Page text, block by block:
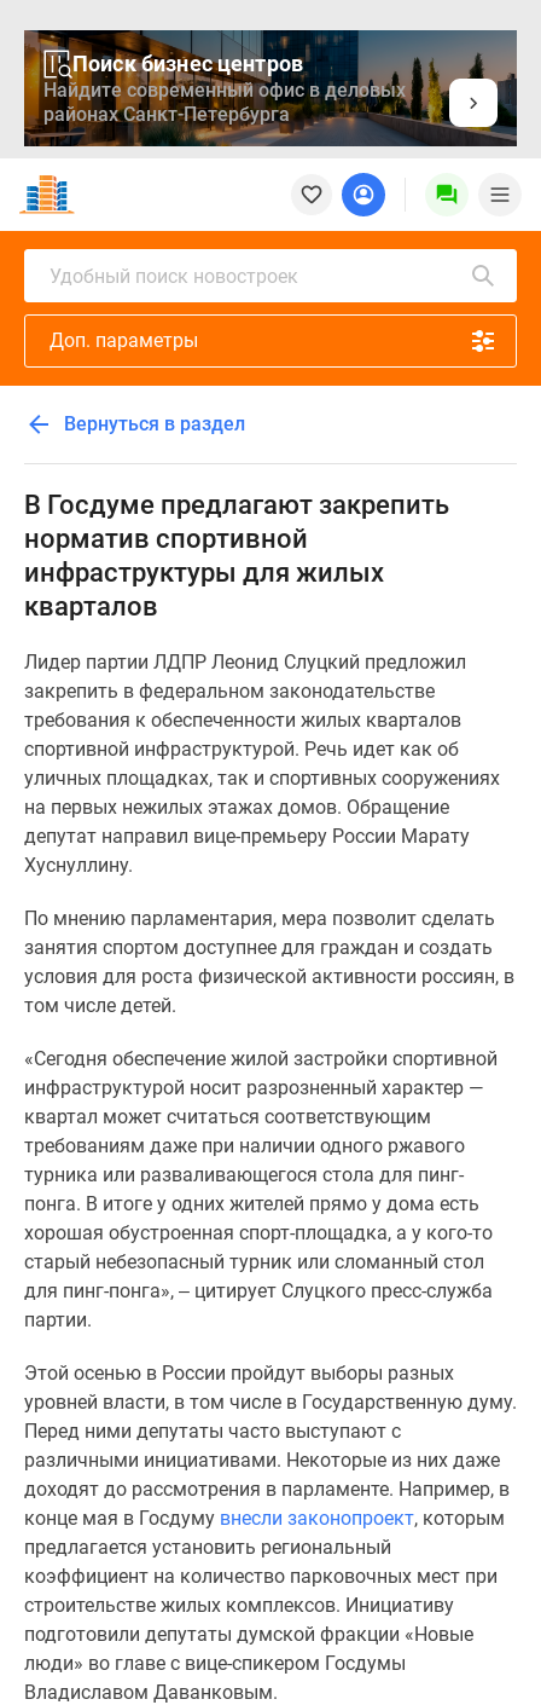
Поиск бизнес центров
Найдите современный офис в деловых
районах Санкт-Петербурга
Новостройки
Квартиры
Ипотека
Медиа
проекте
Контакты
Реклама
сайте
Дзен
Продавцы
застройщики
Коммерческие
Квартиры
карте
Эксперты
авторы
Машино-
места
предложения
Апартаменты
Новостройки
комнатные
более
Готовые
новостройки
комнатные
Военная
ипотека
Покупателю
Новостройки
Санкт-
Петербурга
Видеообзор
новостроек
Семейная
ипотека
Аналитика
рынка
Панорамы
новостроек
Удобный поиск новостроек
Доп. параметры
Вернуться в раздел
В Госдуме предлагают закрепить
норматив спортивной
инфраструктуры для жилых
кварталов
Лидер партии ЛДПР Леонид Слуцкий предложил
закрепить в федеральном законодательстве
требования к обеспеченности жилых кварталов
спортивной инфраструктурой. Речь идет как об
уличных площадках, так и спортивных сооружениях
на первых нежилых этажах домов. Обращение
депутат направил вице-премьеру России Марату
Хуснуллину.
По мнению парламентария, мера позволит сделать
занятия спортом доступнее для граждан и создать
условия для роста физической активности россиян, в
том числе детей.
«Сегодня обеспечение жилой застройки спортивной
инфраструктурой носит разрозненный характер —
квартал может считаться соответствующим
требованиям даже при наличии одного ржавого
турника или разваливающегося стола для пинг-
понга. В итоге у одних жителей прямо у дома есть
хорошая обустроенная спорт-площадка, а у кого-то
старый небезопасный турник или сломанный стол
для пинг-понга», ‒ цитирует Слуцкого пресс-служба
партии.
Этой осенью в России пройдут выборы разных
уровней власти, в том числе в Государственную думу.
Перед ними депутаты часто выступают с
различными инициативами. Некоторые из них даже
доходят до рассмотрения в парламенте. Например, в
конце мая в Госдуму внесли законопроект, которым
предлагается установить региональный
коэффициент на количество парковочных мест при
строительстве жилых комплексов. Инициативу
подготовили депутаты думской фракции «Новые
люди» во главе с вице-спикером Госдумы
Владиславом Даванковым.